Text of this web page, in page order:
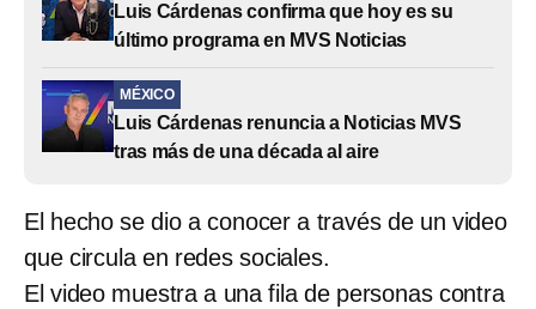
Luis Cárdenas confirma que hoy es su
último programa en MVS Noticias
MÉXICO
Luis Cárdenas renuncia a Noticias MVS
tras más de una década al aire
El hecho se dio a conocer a través de un video
que circula en redes sociales.
El video muestra a una fila de personas contra